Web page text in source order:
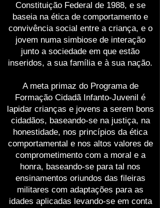
Constituição Federal de 1988, e se
baseia na ética de comportamento e
convivência social entre a criança, e o
jovem numa simbiose de interação
junto a sociedade em que estão
inseridos, a sua família e à sua nação.
A meta primaz do Programa de
Formação Cidadã Infanto-Juvenil é
lapidar crianças e jovens a serem bons
cidadãos, baseando-se na justiça, na
honestidade, nos princípios da ética
comportamental e nos altos valores de
comprometimento com a moral e a
honra, baseando-se para tal nos
ensinamentos oriundos das fileiras
militares com adaptações para as
idades aplicadas levando-se em conta